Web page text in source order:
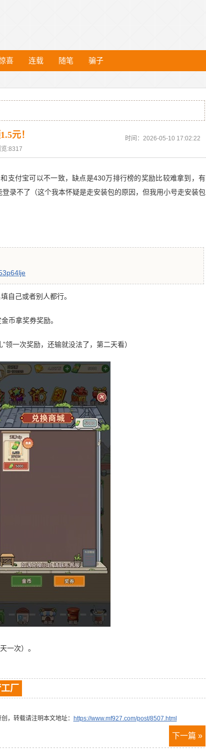
喜 连载 随笔 骗子
时间：2026-05-10 17:02:22
元！
:8317
支付宝可以不一致，缺点是430万排行榜的奖励比较难拿到，有
录不了（这个我本怀疑是走安装包的原因，但我用小号走安装包
自己或者别人都行。
币拿奖券奖励。
”领一次奖励，还输就没法了，第二天看）
一次）。
厂
，转载请注明本文地址： https://www.mf927.com/post/8507.html
下一篇 »